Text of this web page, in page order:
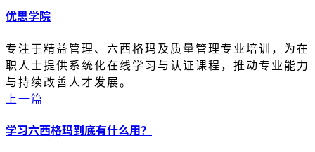
优思学院
专注于精益管理、六西格玛及质量管理专业培训，为在
职人士提供系统化在线学习与认证课程，推动专业能力
与持续改善人才发展。
上一篇
学习六西格玛到底有什么用？